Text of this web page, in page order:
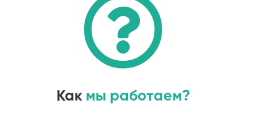
Как мы работаем?